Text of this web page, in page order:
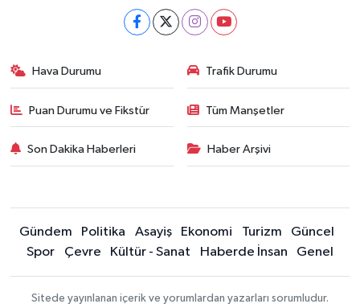
Hava Durumu Trafik Durumu
Puan Durumu ve Fikstür Tüm Manşetler
Son Dakika Haberleri Haber Arşivi
Gündem Politika Asayiş Ekonomi Turizm
Güncel
Spor
Çevre Kültür - Sanat Haberde İnsan Genel
Sitede yayınlanan içerik ve yorumlardan yazarları sorumludur.